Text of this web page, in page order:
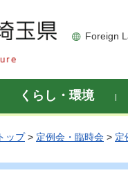
Foreign
くらし・環境
ップ> 定例会・臨時会 > 定